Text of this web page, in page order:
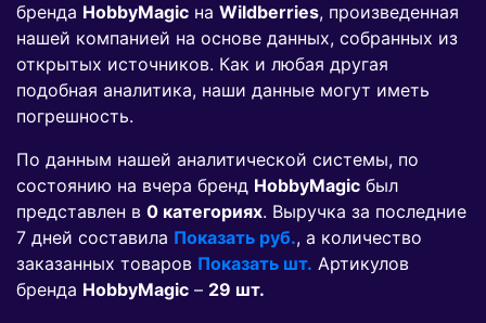
бренда HobbyMagic на Wildberries, произведенная
нашей компанией на основе данных, собранных из
открытых источников. Как и любая другая
подобная аналитика, наши данные могут иметь
погрешность.
По данным нашей аналитической системы, по
состоянию на вчера бренд HobbyMagic был
представлен в 0 категориях. Выручка за последние
7 дней составила Показать руб., а количество
заказанных товаров Показать шт. Артикулов
бренда HobbyMagic – 29 шт.